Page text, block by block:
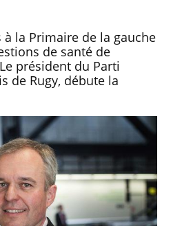
à la Primaire de la gauche
de santé de
président du Parti
de Rugy, débute la